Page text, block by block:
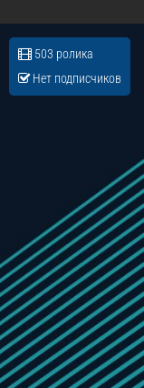
503 ролика
Нет подписчиков